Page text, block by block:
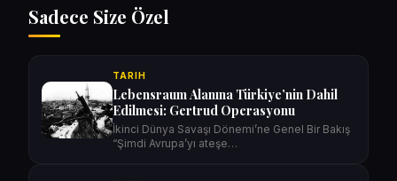
Sadece Size Özel
TARIH
Lebensraum Alanına Türkiye’nin Dahil
Edilmesi: Gertrud Operasyonu
İkinci Dünya Savaşı Dönemi’ne Genel Bir Bakış
“Şimdi Avrupa’yı ateşe…